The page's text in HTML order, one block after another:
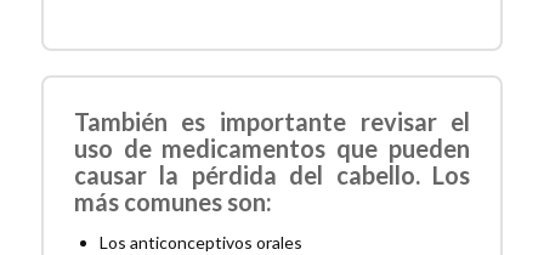
También es importante revisar el
uso de medicamentos que pueden
causar la pérdida del cabello. Los
más comunes son:
Los anticonceptivos orales